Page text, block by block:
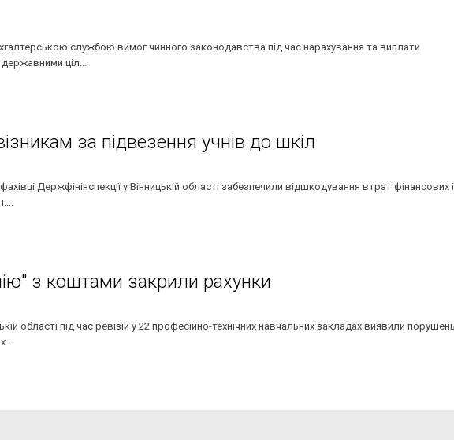
службою вимог чинного законодавства під час нарахування та виплати
державними ціл...
за підвезення учнів до шкіл
Держфінінспекції у Вінницькій області забезпечили відшкодування втрат фінансових і
з коштами закрили рахунки
області під час ревізій у 22 професійно-технічних навчальних закладах виявили